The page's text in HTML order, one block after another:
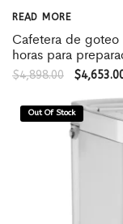
READ MORE
Cafetera de
horas para
$4,898.00 $
Out Of Stock